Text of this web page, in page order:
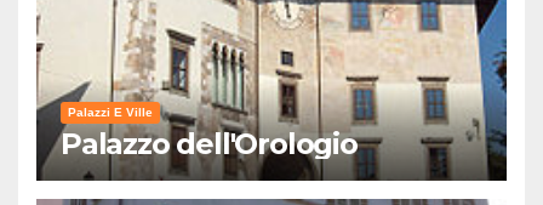
Palazzi E Ville
Palazzo dell'Orologio